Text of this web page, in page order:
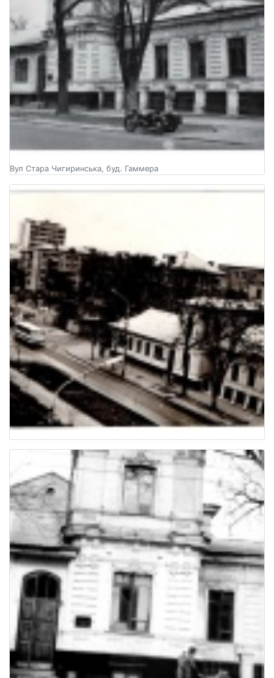
Вул Стара Чигиринська, буд. Гаммера